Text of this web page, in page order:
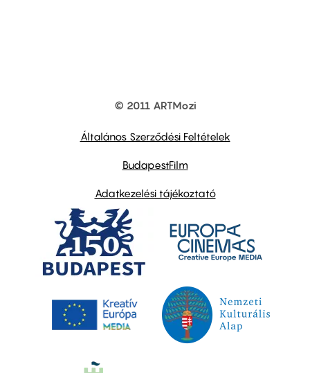
© 2011 ARTMozi
Általános Szerződési Feltételek
BudapestFilm
Adatkezelési tájékoztató